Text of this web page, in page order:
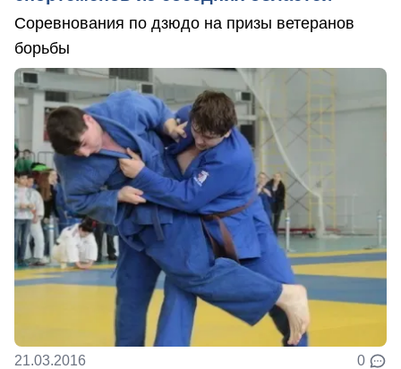
Соревнования по дзюдо на призы ветеранов
борьбы
21.03.2016 0